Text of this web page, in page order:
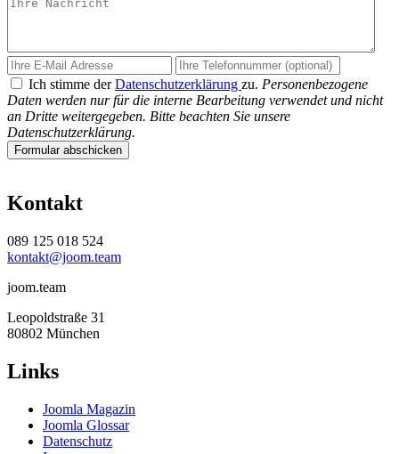
Ich stimme derDatenschutzerklärung zu. Personenbezogene
Daten werden nur für die interne Bearbeitung verwendet und nicht
an Dritte weitergegeben. Bitte beachten Sie unsere
Datenschutzerklärung.
Formular abschicken
Kontakt
089 125 018 524
kontakt@joom.team
joom.team
Leopoldstraße 31
80802 München
Links
Joomla Magazin
Joomla Glossar
Datenschutz